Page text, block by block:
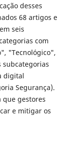
desses
68 artigos e
seis
com
"Tecnológico",
subcategorias
digital
Segurança).
gestores
e mitigar os